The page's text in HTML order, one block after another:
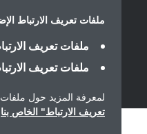
إشعار ملفات
سياسة حماية البيانات
ملفات تعريف الارتباط الإضافية:
ملفات تعريف الارتباط
ملفات تعريف الارتباط
لمعرفة المزيد حول ملفات
تعريف الارتباط" الخاص بنا.